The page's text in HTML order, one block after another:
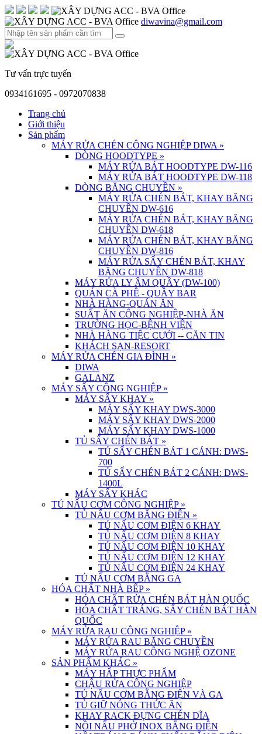
diwavina@gmail.com
Tư vấn trực tuyến
0934161695 - 0972070838
Trang chủ
Giới thiệu
Sản phẩm
MÁY RỬA CHÉN CÔNG NGHIỆP DIWA »
DÒNG HOODTYPE »
MÁY RỬA BÁT HOODTYPE DW-116
MÁY RỬA BÁT HOODTYPE DW-118
DÒNG BĂNG CHUYỀN »
MÁY RỬA CHÉN BÁT, KHAY BĂNG
CHUYỀN DW-616
MÁY RỬA CHÉN BÁT, KHAY BĂNG
CHUYỀN DW-618
MÁY RỬA CHÉN BÁT, KHAY BĂNG
CHUYỀN DW-816
MÁY RỬA SẤY CHÉN BÁT, KHAY
BĂNG CHUYỀN DW-818
MÁY RỬA LY ÂM QUẦY (DW-100)
QUÁN CÀ PHÊ - QUẦY BAR
NHÀ HÀNG-QUÁN ĂN
SUẤT ĂN CÔNG NGHIỆP-NHÀ ĂN
TRƯỜNG HỌC-BỆNH VIỆN
NHÀ HÀNG TIỆC CƯỚI -- CĂN TIN
KHÁCH SẠN-RESORT
MÁY RỬA CHÉN GIA ĐÌNH »
DIWA
GALANZ
MÁY SẤY CÔNG NGHIỆP »
MÁY SẤY KHAY »
MÁY SẤY KHAY DWS-3000
MÁY SẤY KHAY DWS-2000
MÁY SẤY KHAY DWS-1000
TỦ SẤY CHÉN BÁT »
TỦ SẤY CHÉN BÁT 1 CÁNH: DWS-
700
TỦ SẤY CHÉN BÁT 2 CÁNH: DWS-
1400L
MÁY SẤY KHÁC
TỦ NẤU CƠM CÔNG NGHIỆP »
TỦ NẤU CƠM BẰNG ĐIỆN »
TỦ NẤU CƠM ĐIỆN 6 KHAY
TỦ NẤU CƠM ĐIỆN 8 KHAY
TỦ NẤU CƠM ĐIỆN 10 KHAY
TỦ NẤU CƠM ĐIỆN 12 KHAY
TỦ NẤU CƠM ĐIỆN 24 KHAY
TỦ NẤU CƠM BẰNG GA
HÓA CHẤT NHÀ BẾP »
HÓA CHẤT RỬA CHÉN BÁT HÀN QUỐC
HÓA CHẤT TRÁNG, SẤY CHÉN BÁT HÀN
QUỐC
MÁY RỬA RAU CÔNG NGHIỆP »
MÁY RỬA RAU BĂNG CHUYỀN
MÁY RỬA RAU CÔNG NGHỆ OZONE
SẢN PHẨM KHÁC »
MÁY HẤP THỰC PHẨM
CHẬU RỬA CÔNG NGHIỆP
TỦ NẤU CƠM BẰNG ĐIỆN VÀ GA
TỦ GIỮ NÓNG THỨC ĂN
KHAY RACK ĐỰNG CHÉN DĨA
NỒI NẤU PHỞ INOX BẰNG ĐIỆN